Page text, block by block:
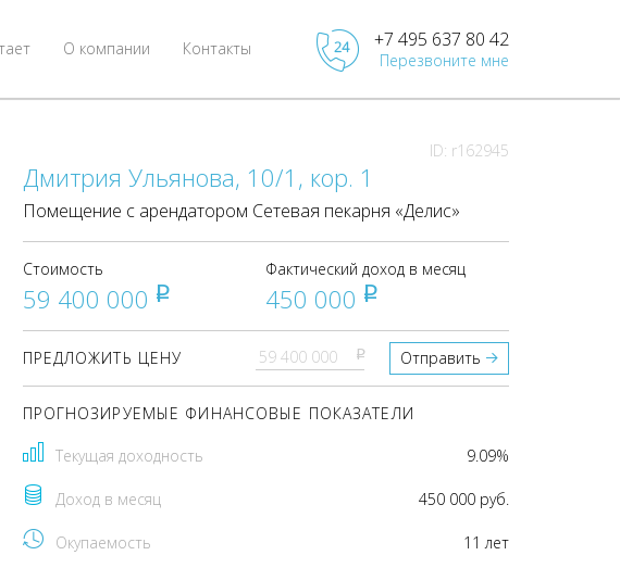
Контакты
О компании +7 495 637 80 42
Перезвоните мне
ID: r162945
Дмитрия Ульянова, 10/1, кор. 1
Помещение с арендатором Сетевая пекарня «Делис»
Стоимость
59 400 000 pуб
Фактический доход в месяц
450 000 pуб
ПРЕДЛОЖИТЬ ЦЕНУ pуб Отправить
ПРОГНОЗИРУЕМЫЕ ФИНАНСОВЫЕ ПОКАЗАТЕЛИ
Текущая доходность 9.09%
Доход в месяц 450 000 руб.
Окупаемость 11 лет